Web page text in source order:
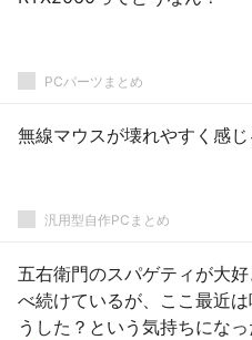
PCパーツまとめ
無線マウスが壊れやすく感
汎用型自作PCまとめ
五右衛門のスパゲティが大
べ続けているが、ここ最近
うした？という気持ちになっ